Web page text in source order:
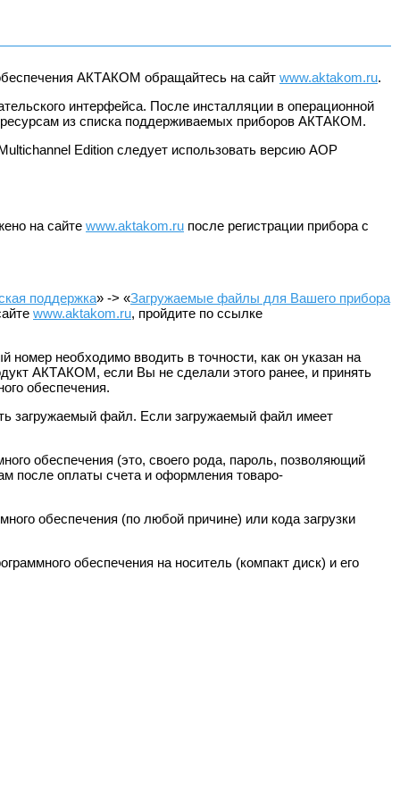
АКТАКОМ обращайтесь на сайт www.aktakom.ru.
интерфейса. После инсталляции в операционной
ресурсам из списка поддерживаемых приборов АКТАКОМ.
Edition следует использовать версию AOP
на сайте www.aktakom.ru после регистрации прибора с
поддержка» -> «Загружаемые файлы для Вашего прибора
www.aktakom.ru, пройдите по ссылке
необходимо вводить в точности, как он указан на
АКТАКОМ, если Вы не сделали этого ранее, и принять
обеспечения.
загружаемый файл. Если загружаемый файл имеет
обеспечения (это, своего рода, пароль, позволяющий
после оплаты счета и оформления товаро-
обеспечения (по любой причине) или кода загрузки
обеспечения на носитель (компакт диск) и его